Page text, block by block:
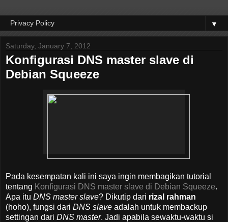
▼
Saturday, January 7, 2012
Konfigurasi DNS master slave di
Debian Squeeze
Pada kesempatan kali ini saya ingin membagikan tutorial
tentang Konfigurasi DNS master slave di Debian Squeeze.
Apa itu DNS master slave? Dikutip dari rizal rahman
(hoho), fungsi dari DNS slave adalah untuk membackup
settingan dari DNS master. Jadi apabila sewaktu-waktu si